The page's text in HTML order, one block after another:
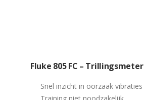
Fluke 805 FC – Trillingsmeter
Snel inzicht in oorzaak vibraties